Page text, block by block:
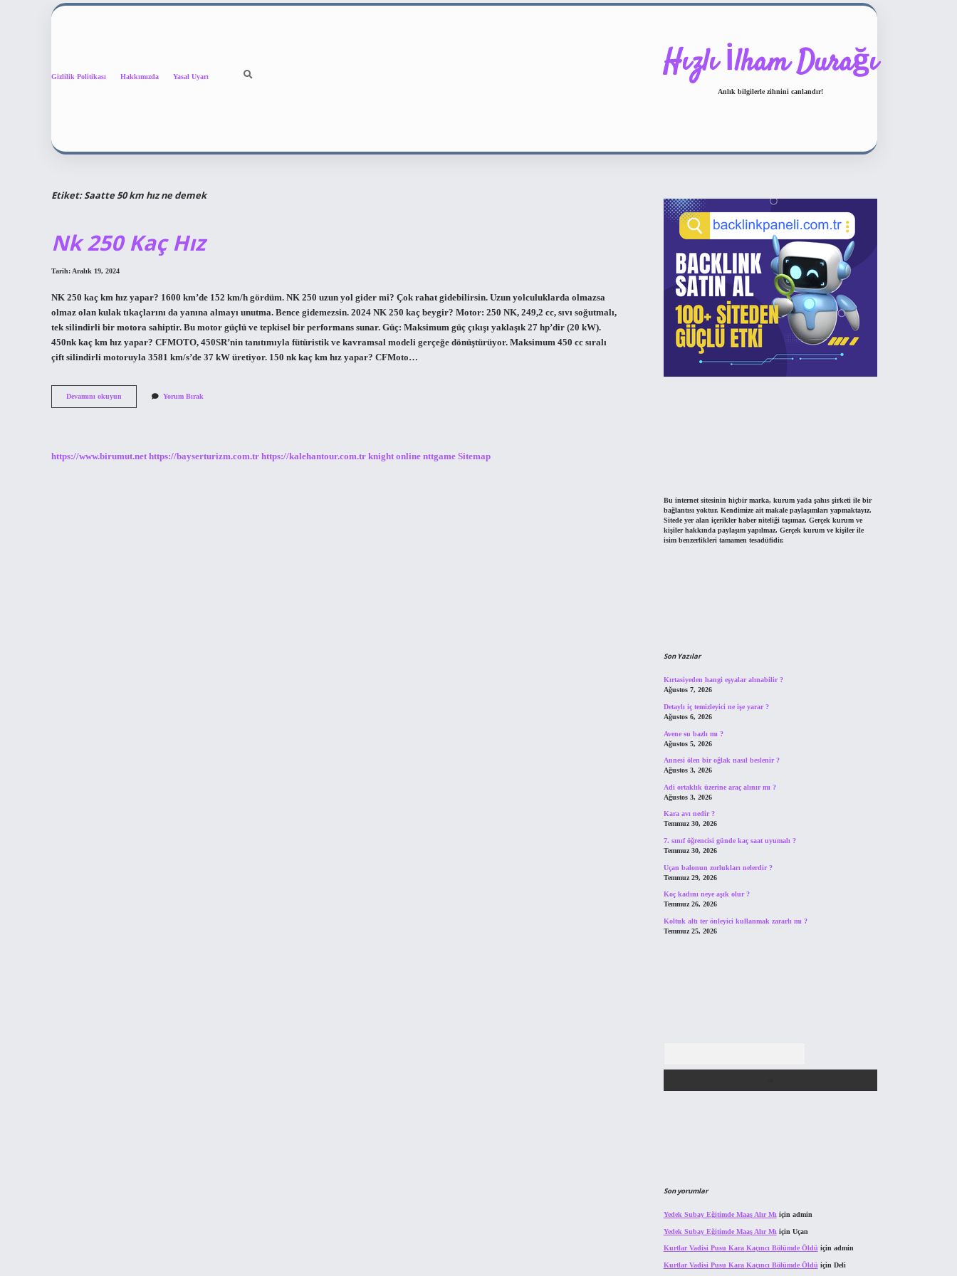
Gizlilik Politikası Hakkımızda Yasal Uyarı Hızlı İlham Durağı
Anlık bilgilerle zihnini canlandır!
Etiket:Saatte 50 km hız ne demek
Nk 250 Kaç Hız
Tarih: Aralık 19, 2024
NK 250 kaç km hız yapar? 1600 km’de 152 km/h gördüm. NK 250 uzun yol gider mi? Çok rahat gidebilirsin. Uzun yolculuklarda olmazsa
olmaz olan kulak tıkaçlarını da yanına almayı unutma. Bence gidemezsin. 2024 NK 250 kaç beygir? Motor: 250 NK, 249,2 cc, sıvı soğutmalı,
tek silindirli bir motora sahiptir. Bu motor güçlü ve tepkisel bir performans sunar. Güç: Maksimum güç çıkışı yaklaşık 27 hp’dir (20 kW).
450nk kaç km hız yapar? CFMOTO, 450SR’nin tanıtımıyla fütüristik ve kavramsal modeli gerçeğe dönüştürüyor. Maksimum 450 cc sıralı
çift silindirli motoruyla 3581 km/s’de 37 kW üretiyor. 150 nk kaç km hız yapar? CFMoto…
Devamını okuyun
250
Yorum Bırak
https://www.birumut.net https://bayserturizm.com.tr https://kalehantour.com.tr knight online nttgame Sitemap
Bu internet sitesinin hiçbir marka, kurum yada şahıs şirketi ile bir
bağlantısı yoktur. Kendimize ait makale paylaşımları yapmaktayız.
Sitede yer alan içerikler haber niteliği taşımaz. Gerçek kurum ve
kişiler hakkında paylaşım yapılmaz. Gerçek kurum ve kişiler ile
isim benzerlikleri tamamen tesadüfidir.
Son Yazılar
Kırtasiyeden hangi eşyalar alınabilir ?
Ağustos 7, 2026
Detaylı iç temizleyici ne işe yarar ?
Ağustos 6, 2026
Avene su bazlı mı ?
Ağustos 5, 2026
Annesi ölen bir oğlak nasıl beslenir ?
Ağustos 3, 2026
Adi ortaklık üzerine araç alınır mı ?
Ağustos 3, 2026
Kara avı nedir ?
Temmuz 30, 2026
7. sınıf öğrencisi günde kaç saat uyumalı ?
Temmuz 30, 2026
Uçan balonun zorlukları nelerdir ?
Temmuz 29, 2026
Koç kadını neye aşık olur ?
Temmuz 26, 2026
Koltuk altı ter önleyici kullanmak zararlı mı ?
Temmuz 25, 2026
Son yorumlar
Yedek Subay Eğitimde Maaş Alır Mı için admin
Yedek Subay Eğitimde Maaş Alır Mı için Uçan
Kurtlar Vadisi Pusu Kara Kaçıncı Bölümde Öldü için admin
Kurtlar Vadisi Pusu Kara Kaçıncı Bölümde Öldü için Deli